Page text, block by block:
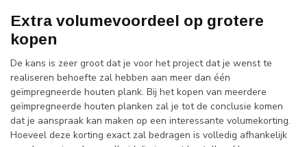
Extra volumevoordeel op grotere
kopen
De kans is zeer groot dat je voor het project dat je wenst te
realiseren behoefte zal hebben aan meer dan één
geïmpregneerde houten plank. Bij het kopen van meerdere
geïmpregneerde houten planken zal je tot de conclusie komen
dat je aanspraak kan maken op een interessante volumekorting.
Hoeveel deze korting exact zal bedragen is volledig afhankelijk